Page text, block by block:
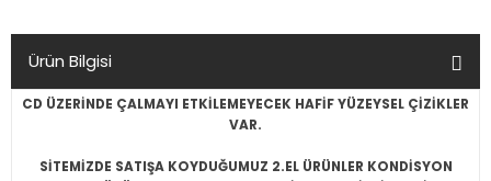
Ürün Bilgisi
CD ÜZERİNDE ÇALMAYI ETKİLEMEYECEK HAFİF YÜZEYSEL ÇİZİKLER
VAR.
SİTEMİZDE SATIŞA KOYDUĞUMUZ 2.EL ÜRÜNLER KONDİSYON